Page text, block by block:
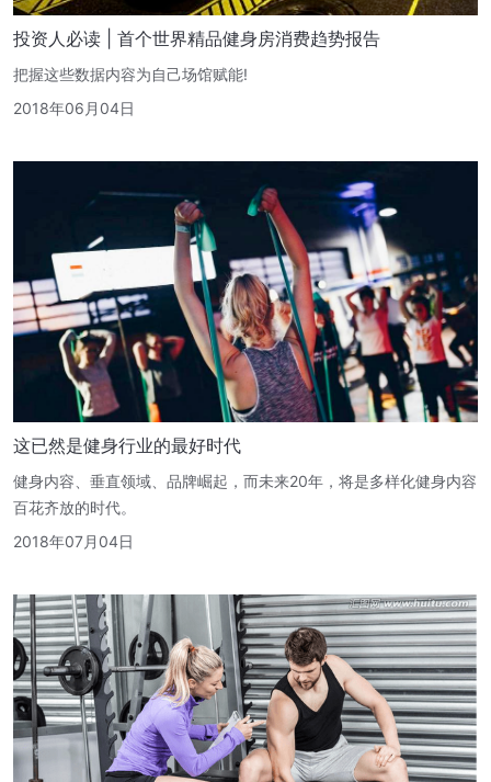
投资人必读 | 首个世界精品健身房消费趋势报告
把握这些数据内容为自己场馆赋能!
2018年06月04日
这已然是健身行业的最好时代
健身内容、垂直领域、品牌崛起，而未来20年，将是多样化健身内容
百花齐放的时代。
2018年07月04日